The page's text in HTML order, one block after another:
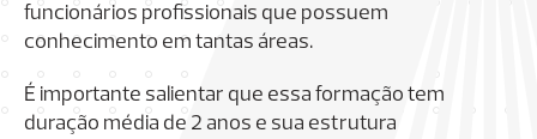
funcionários profissionais que possuem
conhecimento em tantas áreas.
É importante salientar que essa formação tem
duração média de 2 anos e sua estrutura